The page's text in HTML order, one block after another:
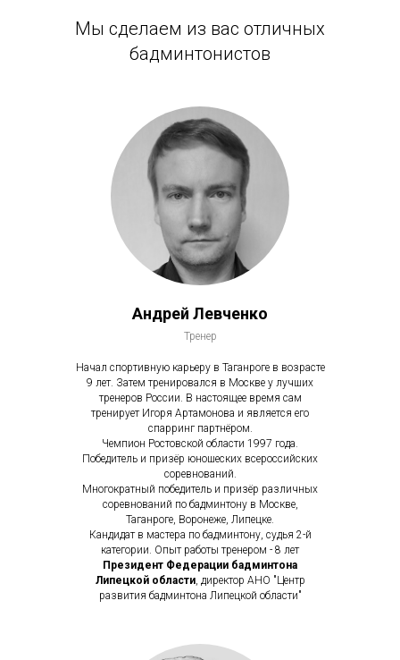
Мы сделаем из вас отличных
бадминтонистов
Андрей Левченко
Тренер
Начал спортивную карьеру в Таганроге в возрасте
9 лет. Затем тренировался в Москве у лучших
тренеров России. В настоящее время сам
тренирует Игоря Артамонова и является его
спарринг партнёром.
Чемпион Ростовской области 1997 года.
Победитель и призёр юношеских всероссийских
соревнований.
Многократный победитель и призёр различных
соревнований по бадминтону в Москве,
Таганроге, Воронеже, Липецке.
Кандидат в мастера по бадминтону, судья 2-й
категории. Опыт работы тренером - 8 лет
Президент Федерации бадминтона
Липецкой области, директор АНО "Центр
развития бадминтона Липецкой области"